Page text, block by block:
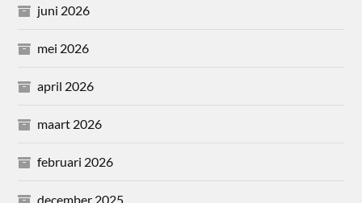
juni 2026
mei 2026
april 2026
maart 2026
februari 2026
december 2025